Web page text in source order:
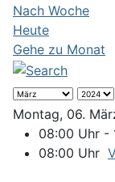
Nach Woche
Heute
Gehe zu Monat
Montag, 06.
08:00 Uhr -
08:00 Uhr